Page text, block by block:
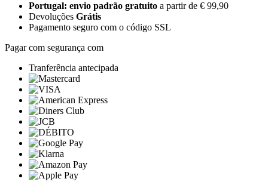
Portugal: envio padrão gratuito a partir de € 99,90
Devoluções Grátis
Pagamento seguro com o código SSL
Pagar com segurança com
Tranferência antecipada